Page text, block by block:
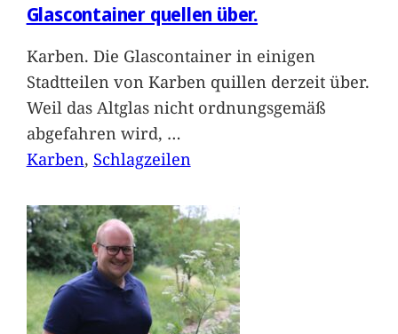
Glascontainer quellen über.
Karben. Die Glascontainer in einigen
Stadtteilen von Karben quillen derzeit über.
Weil das Altglas nicht ordnungsgemäß
abgefahren wird, …
Karben, Schlagzeilen